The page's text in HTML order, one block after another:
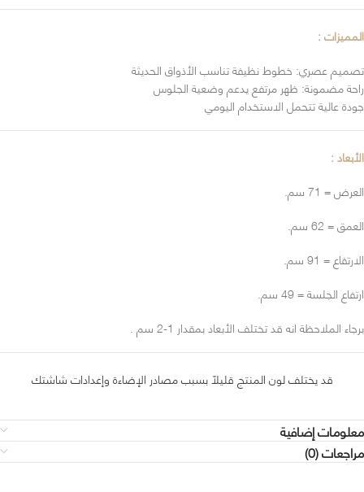
المميزات :
تصميم عصري: خطوط نظيفة تناسب الأذواق الحديثة
راحة مضمونة: ظهر مرتفع يدعم وضعية الجلوس
جودة عالية تتحمل الاستخدام اليومي
الأبعاد :
العرض = 71 سم.
العمق = 62 سم.
الارتفاع = 91 سم.
ارتفاع الجلسة = 49 سم.
برجاء الملاحظة انه قد تختلف الأبعاد بمقدار 1-2 سم .
قد يختلف لون المنتج قليلاً بسبب مصادر الإضاءة وإعدادات شاشتك
معلومات إضافية
مراجعات (0)